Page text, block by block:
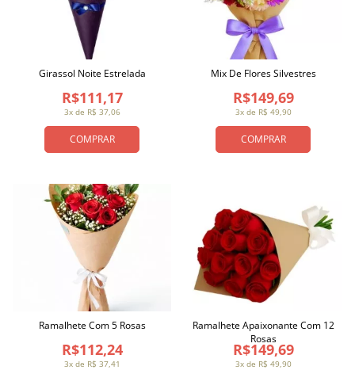
COMPRAR
3x de R$ 37,06
R$111,17
Girassol Noite Estrelada
COMPRAR
3x de R$ 49,90
R$149,69
Mix De Flores Silvestres
3x de R$ 37,41
R$112,24
Ramalhete Com 5 Rosas
3x de R$ 49,90
R$149,69
Ramalhete Apaixonante Com 12
Rosas